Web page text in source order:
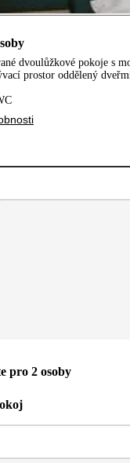
dvoulůžkové pokoje s
prostor oddělený
pro 2 osoby